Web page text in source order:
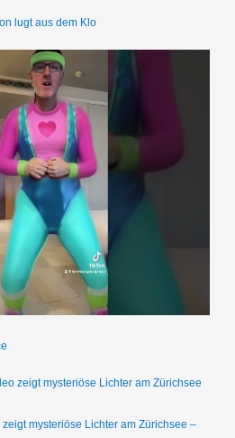
lugt aus dem Klo
mysteriöse Lichter am Zürichsee –